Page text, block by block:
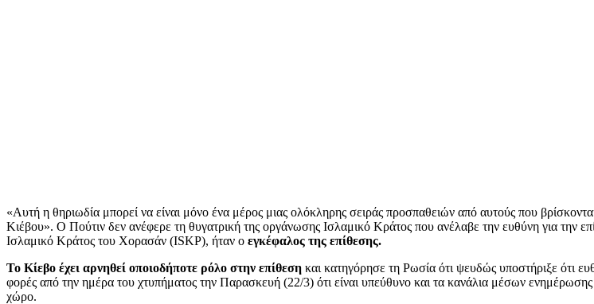
«Αυτή η θηριωδία μπορεί να είναι μόνο ένα μέρος μιας ολόκληρης σειράς προσπαθειών από αυτούς που
Κιέβου». Ο Πούτιν δεν ανέφερε τη θυγατρική της οργάνωσης Ισλαμικό Κράτος που ανέλαβε την ευθύνη για την
Ισλαμικό Κράτος του Χορασάν (ISKP), ήταν ο εγκέφαλος της επίθεσης.
Το Κίεβο έχει αρνηθεί οποιοδήποτε ρόλο στην επίθεση και κατηγόρησε τη Ρωσία ότι ψευδώς υποστήριξε ότι
φορές από την ημέρα του χτυπήματος την Παρασκευή (22/3) ότι είναι υπεύθυνο και τα κανάλια μέσων
χώρο.